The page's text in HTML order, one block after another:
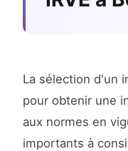
La sélection d'un
pour obtenir une
aux normes en
importants à